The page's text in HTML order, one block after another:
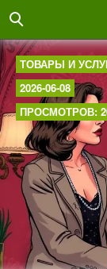
ТОВАРЫ И
2026-06-08
ПРОСМОТРОВ: